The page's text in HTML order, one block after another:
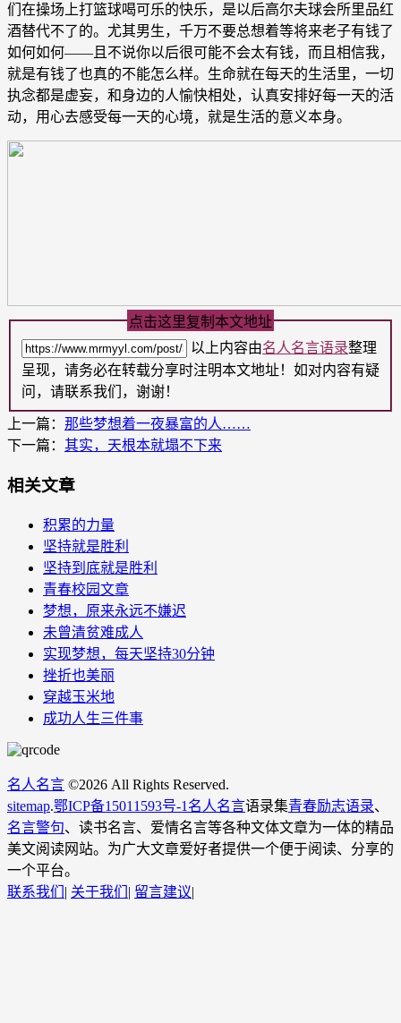
们在操场上打篮球喝可乐的快乐，是以后高尔夫球会所里品红
酒替代不了的。尤其男生，千万不要总想着等将来老子有钱了
如何如何——且不说你以后很可能不会太有钱，而且相信我，
就是有钱了也真的不能怎么样。生命就在每天的生活里，一切
执念都是虚妄，和身边的人愉快相处，认真安排好每一天的活
动，用心去感受每一天的心境，就是生活的意义本身。
点击这里复制本文地址
以上内容由名人名言语录整理
呈现，请务必在转载分享时注明本文地址！如对内容有疑
问，请联系我们，谢谢！
上一篇： 那些梦想着一夜暴富的人……
下一篇： 其实，天根本就塌不下来
相关文章
积累的力量
坚持就是胜利
坚持到底就是胜利
青春校园文章
梦想，原来永远不嫌迟
未曾清贫难成人
实现梦想，每天坚持30分钟
挫折也美丽
穿越玉米地
成功人生三件事
名人名言 ©2026 All Rights Reserved.
sitemap.鄂ICP备15011593号-1 名人名言语录集青春励志语录、
名言警句、读书名言、爱情名言等各种文体文章为一体的精品
美文阅读网站。为广大文章爱好者提供一个便于阅读、分享的
一个平台。
联系我们 | 关于我们 | 留言建议|